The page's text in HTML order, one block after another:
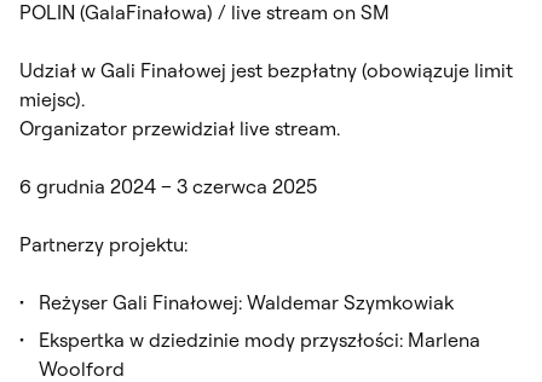
POLIN (GalaFinałowa) / live stream on SM
Udział w Gali Finałowej jest bezpłatny (obowiązuje limit
miejsc).
Organizator przewidział live stream.
6 grudnia 2024 – 3 czerwca 2025
Partnerzy projektu:
Reżyser Gali Finałowej: Waldemar Szymkowiak
Ekspertka w dziedzinie mody przyszłości: Marlena
Woolford